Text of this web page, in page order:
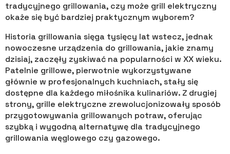
tradycyjnego grillowania, czy może grill elektryczny
okaże się być bardziej praktycznym wyborem?
Historia grillowania sięga tysięcy lat wstecz, jednak
nowoczesne urządzenia do grillowania, jakie znamy
dzisiaj, zaczęły zyskiwać na popularności w XX wieku.
Patelnie grillowe, pierwotnie wykorzystywane
głównie w profesjonalnych kuchniach, stały się
dostępne dla każdego miłośnika kulinariów. Z drugiej
strony, grille elektryczne zrewolucjonizowały sposób
przygotowywania grillowanych potraw, oferując
szybką i wygodną alternatywę dla tradycyjnego
grillowania węglowego czy gazowego.